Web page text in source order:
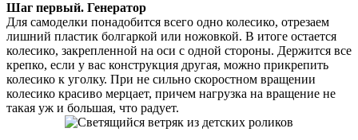
Шаг первый. Генератор
Для самоделки понадобится всего одно колесико, отрезаем
лишний пластик болгаркой или ножовкой. В итоге остается
колесико, закрепленной на оси с одной стороны. Держится все
крепко, если у вас конструкция другая, можно прикрепить
колесико к уголку. При не сильно скоростном вращении
колесико красиво мерцает, причем нагрузка на вращение не
такая уж и большая, что радует.